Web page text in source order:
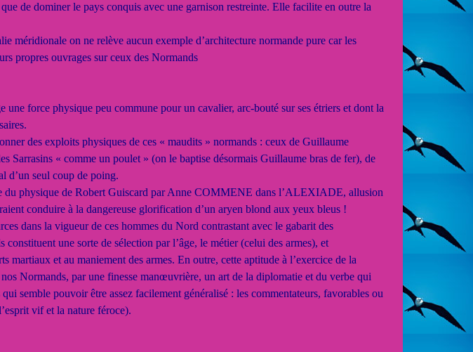
de dominer le pays conquis avec une garnison restreinte. Elle facilite en outre la
méridionale on ne relève aucun exemple d’architecture normande pure car les
propres ouvrages sur ceux des Normands
force physique peu commune pour un cavalier, arc-bouté sur ses étriers et dont la
des exploits physiques de ces « maudits » normands : ceux de Guillaume
Sarrasins « comme un poulet » (on le baptise désormais Guillaume bras de fer), de
d’un seul coup de poing.
du physique de Robert Guiscard par Anne COMMENE dans l’ALEXIADE, allusion
conduire à la dangereuse glorification d’un aryen blond aux yeux bleus !
dans la vigueur de ces hommes du Nord contrastant avec le gabarit des
une sorte de sélection par l’âge, le métier (celui des armes), et
martiaux et au maniement des armes. En outre, cette aptitude à l’exercice de la
Normands, par une finesse manœuvrière, un art de la diplomatie et du verbe qui
semble pouvoir être assez facilement généralisé : les commentateurs, favorables ou
vif et la nature féroce).